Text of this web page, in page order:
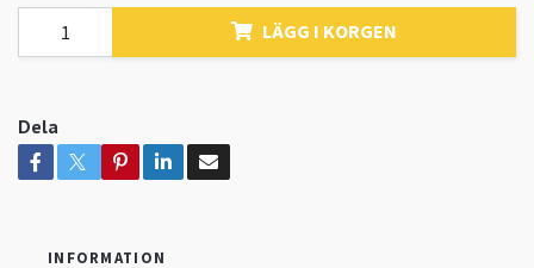
LÄGG I KORGEN
Dela
INFORMATION